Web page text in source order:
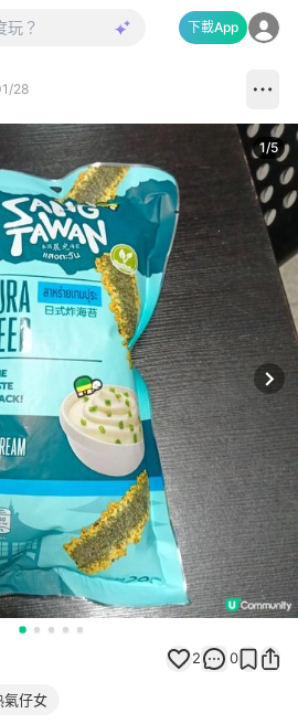
下載App
28
1/5
2 0
氣仔女